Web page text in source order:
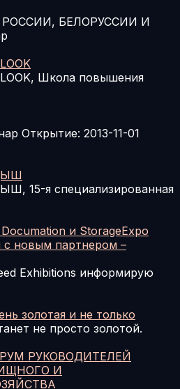
БЕЛОРУССИИ И
Школа повышения
Открытие: 2013-11-01
15-я специализированная
и StorageExpo
с новым партнером –
Exhibitions информирую
золотая и не только
не просто золотой.
РУКОВОДИТЕЛЕЙ
И